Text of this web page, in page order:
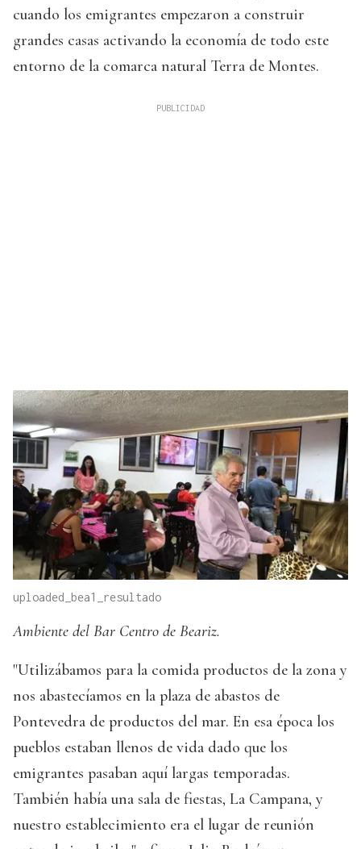
cuando los emigrantes empezaron a construir
grandes casas activando la economía de todo este
entorno de la comarca natural Terra de Montes.
uploaded_bea1_resultado
Ambiente del Bar Centro de Beariz.
"Utilizábamos para la comida productos de la zona y
nos abastecíamos en la plaza de abastos de
Pontevedra de productos del mar. En esa época los
pueblos estaban llenos de vida dado que los
emigrantes pasaban aquí largas temporadas.
También había una sala de fiestas, La Campana, y
nuestro establecimiento era el lugar de reunión